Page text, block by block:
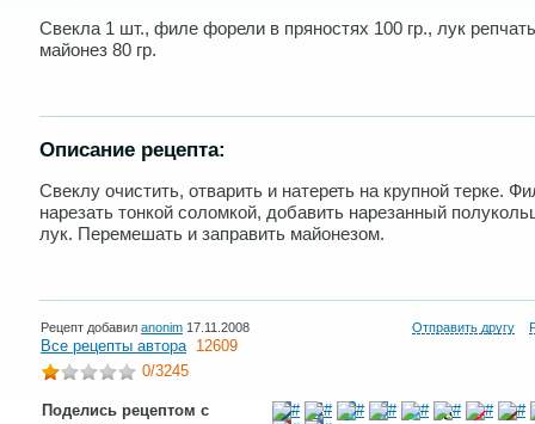
Свекла 1 шт., филе форели в пряностях 100 гр., лук
майонез 80 гр.
Описание рецепта:
Свеклу очистить, отварить и натереть на крупной терке.
нарезать тонкой соломкой, добавить нарезанный
лук. Перемешать и заправить майонезом.
Рецепт добавил anonim 17.11.2008 Отправить другу
Все рецепты автора 12609
0/3245
Поделись рецептом с